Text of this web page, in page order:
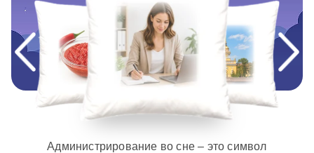
Администрирование во сне – это символ